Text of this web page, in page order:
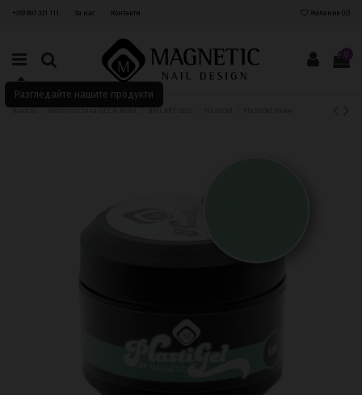
+359 897 321 111 За нас Контакти Желания (0)
Разгледайте нашите продукти
0
Начало Ноктопластика-GEL & AKRIL NAIL ART GELS